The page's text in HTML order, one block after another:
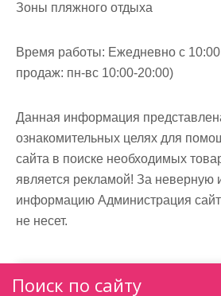
Зоны пляжного отдыха
Время работы: Ежедневно с
продаж: пн-вс 10:00-20:00)
Данная информация
ознакомительных целях для
сайта в поиске необходимых
является рекламой! За неверную
информацию Администрация
не несет.
Поиск по сайту